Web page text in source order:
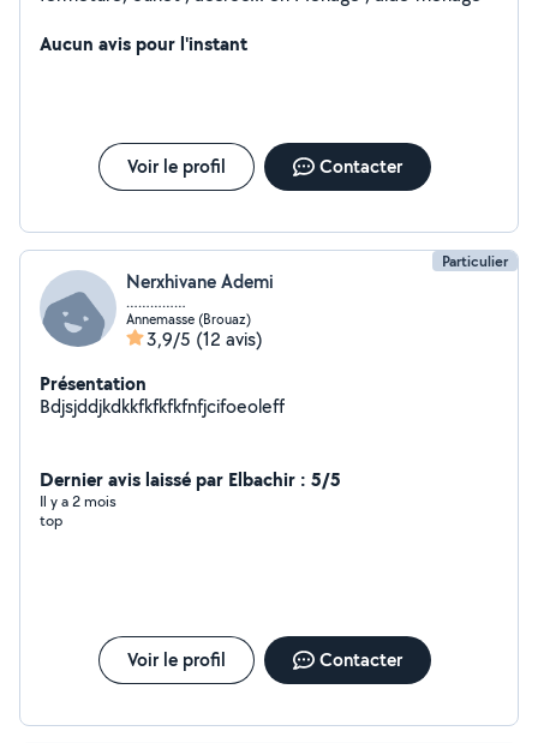
Aucun avis pour l'instant
Voir le profil Contacter
Particulier
Nerxhivane Ademi
……………
Annemasse (Brouaz)
3,9/5 (12 avis)
Présentation
Bdjsjddjkdkkfkfkfkfnfjcifoeoleff
Dernier avis laissé par Elbachir : 5/5
Il y a 2 mois
top
Voir le profil Contacter